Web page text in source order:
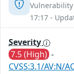
17:17 -
Severity
7.5 (High) -
CVSS:3.1/AV:N/